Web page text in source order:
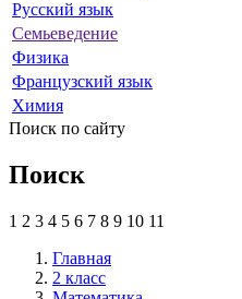
Русский язык
Семьеведение
Физика
Французский язык
Химия
Поиск по сайту
Поиск
1 2 3 4 5 6 7 8 9 10 11
Главная
2 класс